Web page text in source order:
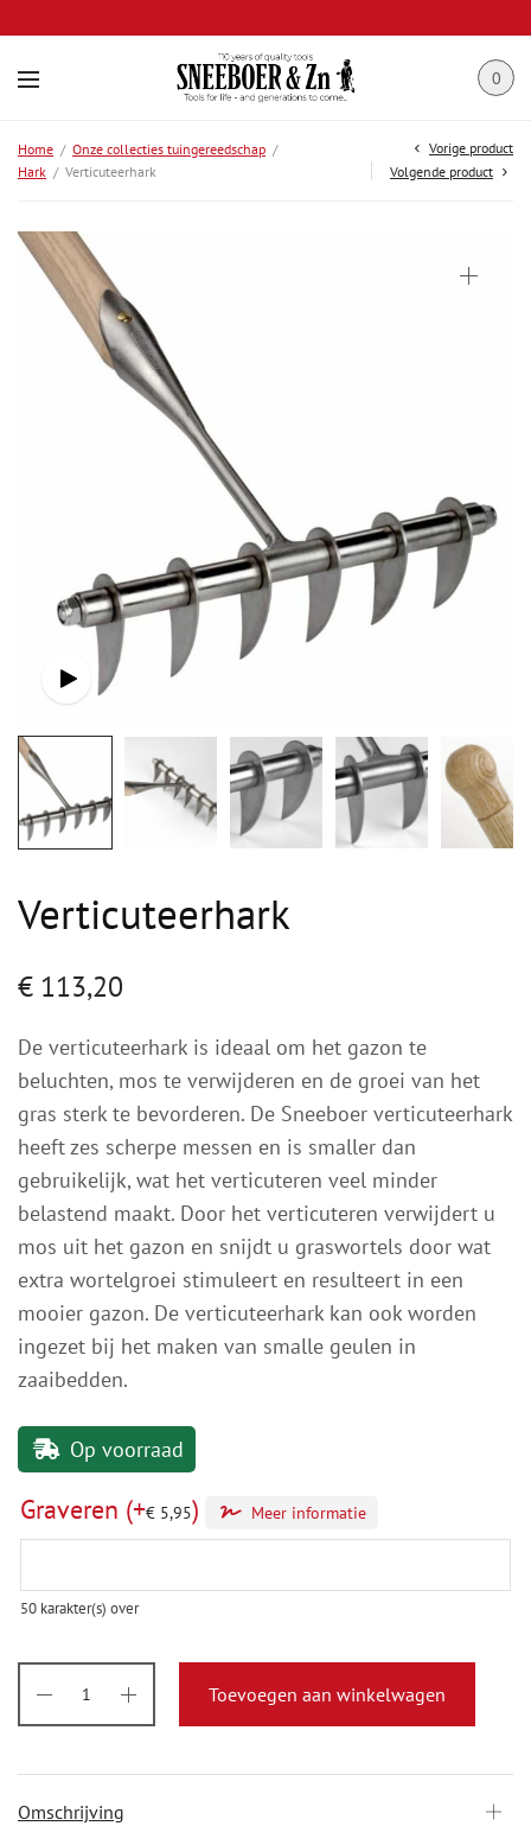
0
Home / Onze collecties tuingereedschap /
Hark / Verticuteerhark
Vorige product
Volgende product
Verticuteerhark
€ 113,20
De verticuteerhark is ideaal om het gazon te
beluchten, mos te verwijderen en de groei van het
gras sterk te bevorderen. De Sneeboer verticuteerhark
heeft zes scherpe messen en is smaller dan
gebruikelijk, wat het verticuteren veel minder
belastend maakt. Door het verticuteren verwijdert u
mos uit het gazon en snijdt u graswortels door wat
extra wortelgroei stimuleert en resulteert in een
mooier gazon. De verticuteerhark kan ook worden
ingezet bij het maken van smalle geulen in
zaaibedden.
Op voorraad
Graveren (+€ 5,95)
50 karakter(s) over
Meer informatie
Toevoegen aan winkelwagen
Omschrijving